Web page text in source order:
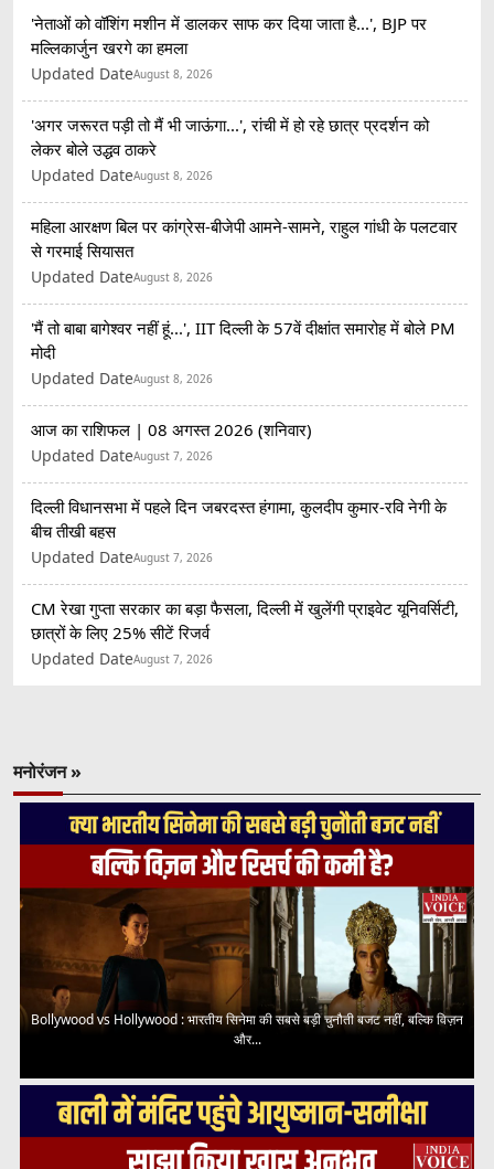
'नेताओं को वॉशिंग मशीन में डालकर साफ कर दिया जाता है...', BJP पर
मल्लिकार्जुन खरगे का हमला
Updated DateAugust 8, 2026
'अगर जरूरत पड़ी तो मैं भी जाऊंगा...', रांची में हो रहे छात्र प्रदर्शन को
लेकर बोले उद्धव ठाकरे
Updated DateAugust 8, 2026
महिला आरक्षण बिल पर कांग्रेस-बीजेपी आमने-सामने, राहुल गांधी के पलटवार
से गरमाई सियासत
Updated DateAugust 8, 2026
'मैं तो बाबा बागेश्वर नहीं हूं...', IIT दिल्ली के 57वें दीक्षांत समारोह में बोले PM
मोदी
Updated DateAugust 8, 2026
आज का राशिफल | 08 अगस्त 2026 (शनिवार)
Updated DateAugust 7, 2026
दिल्ली विधानसभा में पहले दिन जबरदस्त हंगामा, कुलदीप कुमार-रवि नेगी के
बीच तीखी बहस
Updated DateAugust 7, 2026
CM रेखा गुप्ता सरकार का बड़ा फैसला, दिल्ली में खुलेंगी प्राइवेट यूनिवर्सिटी,
छात्रों के लिए 25% सीटें रिजर्व
Updated DateAugust 7, 2026
मनोरंजन »
Bollywood vs Hollywood : भारतीय सिनेमा की सबसे बड़ी चुनौती बजट नहीं, बल्कि विज़न
और...